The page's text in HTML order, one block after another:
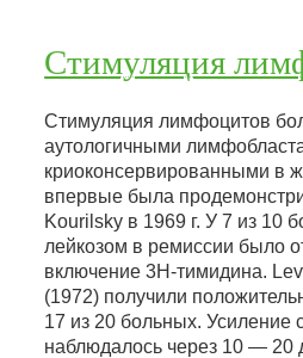
Стимуляция
Стимуляция лимфоцитов
аутологичными
криоконсервированными в
впервые была
Kourilsky в 1969 г. У 7 из 10
лейкозом в ремиссии было
включение 3Н-тимидина.
(1972) получили
17 из 20 больных. Усиление
наблюдалось через 10 — 20